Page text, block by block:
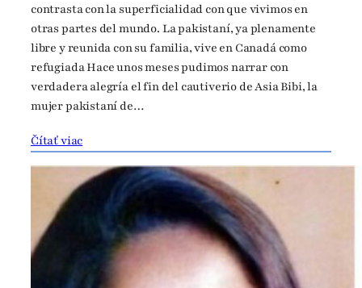
contrasta con la superficialidad con que vivimos en
otras partes del mundo. La pakistaní, ya plenamente
libre y reunida con su familia, vive en Canadá como
refugiada Hace unos meses pudimos narrar con
verdadera alegría el fin del cautiverio de Asia Bibi, la
mujer pakistaní de…
Čítať viac